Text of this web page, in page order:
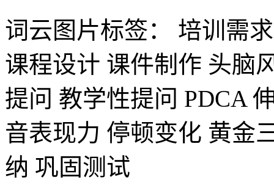
词云图片标签： 培训需
课程设计 课件制作 头脑
提问 教学性提问 PDCA
音表现力 停顿变化 黄金
纳 巩固测试